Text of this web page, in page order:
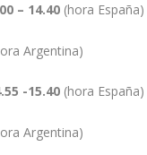
– 14.40(hora
Argentina)
-15.40(hora
Argentina)